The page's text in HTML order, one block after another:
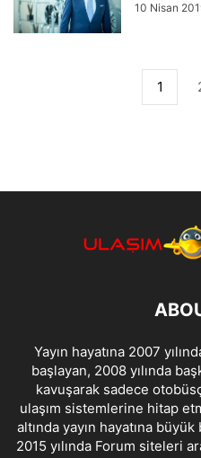
10 Nisan
1
Yayın hayatına 2007
başlayan, 2008 yılında
kavuşarak sadece
ulaşım sistemlerine hitap
altında yayın hayatına
2015 yılında Forum siteleri